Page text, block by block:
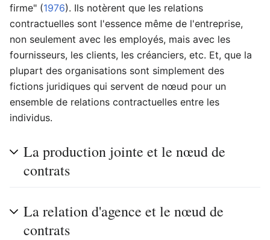
firme" (1976). Ils notèrent que les relations
contractuelles sont l'essence même de l'entreprise,
non seulement avec les employés, mais avec les
fournisseurs, les clients, les créanciers, etc. Et, que la
plupart des organisations sont simplement des
fictions juridiques qui servent de nœud pour un
ensemble de relations contractuelles entre les
individus.
La production jointe et le nœud de
contrats
La relation d'agence et le nœud de
contrats